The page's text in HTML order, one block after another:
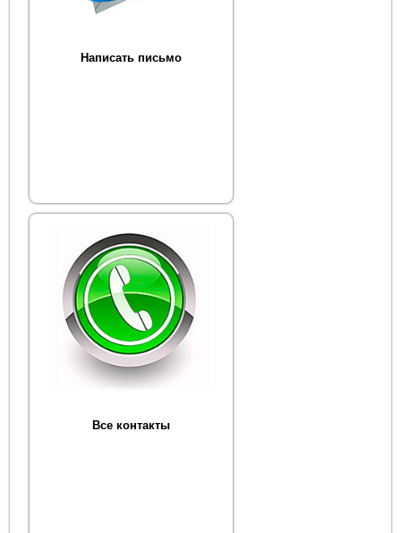
Написать письмо
Все контакты